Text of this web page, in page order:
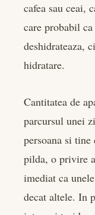
cafea sau ceai,
care probabil
deshidrateaza,
hidratare.
Cantitatea de
parcursul unei
persoana si
pilda, o privire
imediat ca
decat altele. In